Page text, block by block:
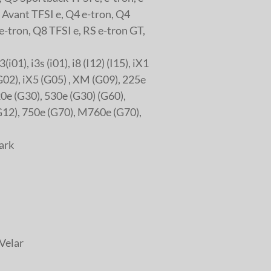
TFSI e, Q4 e-tron, Q4
Q8 TFSI e, RS e-tron GT,
i3s (i01), i8 (I12) (I15), iX1
iX5 (G05) , XM (G09), 225e
(G30), 530e (G30) (G60),
750e (G70), M760e (G70),